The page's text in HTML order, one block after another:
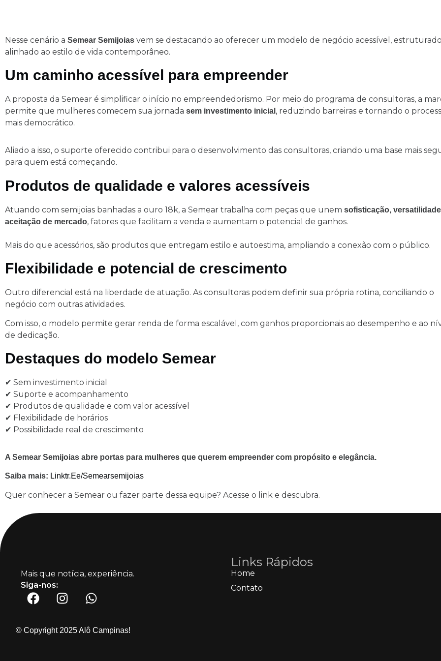
Nesse cenário a Semear Semijoias vem se destacando ao oferecer um modelo de negócio acessível,
alinhado ao estilo de vida contemporâneo.
Um caminho acessível para empreender
A proposta da Semear é simplificar o início no empreendedorismo. Por meio do programa de consultoras, a
permite que mulheres comecem sua jornada sem investimento inicial , reduzindo barreiras e tornando o
mais democrático.
Aliado a isso, o suporte oferecido contribui para o desenvolvimento das consultoras, criando uma base mais
para quem está começando.
Produtos de qualidade e valores acessíveis
Atuando com semijoias banhadas a ouro 18k, a Semear trabalha com peças que unem sofisticação,
aceitação de mercado, fatores que facilitam a venda e aumentam o potencial de ganhos.
Mais do que acessórios, são produtos que entregam estilo e autoestima, ampliando a conexão com o público.
Flexibilidade e potencial de crescimento
Outro diferencial está na liberdade de atuação. As consultoras podem definir sua própria rotina, conciliando o
negócio com outras atividades.
Com isso, o modelo permite gerar renda de forma escalável, com ganhos proporcionais ao desempenho e ao
de dedicação.
Destaques do modelo Semear
✔ Sem investimento inicial
✔ Suporte e acompanhamento
✔ Produtos de qualidade e com valor acessível
✔ Flexibilidade de horários
✔ Possibilidade real de crescimento
A Semear Semijoias abre portas para mulheres que querem empreender com propósito e elegância.
Saiba mais: Linktr.ee/semearsemijoias
Quer conhecer a Semear ou fazer parte dessa equipe? Acesse o link e descubra.
Mais que notícia, experiência.
Siga-nos:
Links Rápidos
Home
Contato
© Copyright 2025 Alô Campinas!